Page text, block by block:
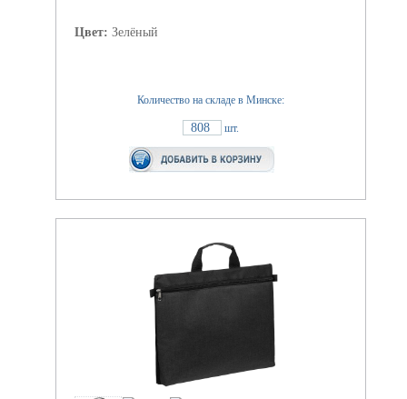
Цвет: Зелёный
Количество на складе в Минске:
808 шт.